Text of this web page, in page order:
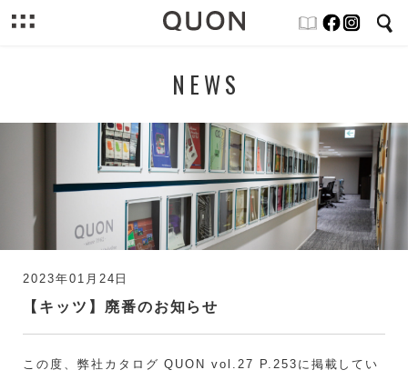
NEWS
2023年01月24日
【キッツ】廃番のお知らせ
この度、弊社カタログ QUON vol.27 P.253に掲載してい